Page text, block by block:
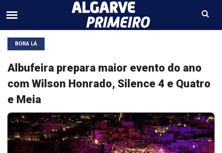
BORA LÁ
Albufeira prepara maior evento do ano
com Wilson Honrado, Silence 4 e Quatro
e Meia